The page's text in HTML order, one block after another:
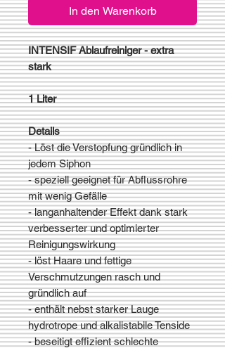
In den Warenkorb
INTENSIF Ablaufreiniger - extra
stark
1 Liter
Details
- Löst die Verstopfung gründlich in
jedem Siphon
- speziell geeignet für Abflussrohre
mit wenig Gefälle
- langanhaltender Effekt dank stark
verbesserter und optimierter
Reinigungswirkung
- löst Haare und fettige
Verschmutzungen rasch und
gründlich auf
- enthält nebst starker Lauge
hydrotrope und alkalistabile Tenside
- beseitigt effizient schlechte